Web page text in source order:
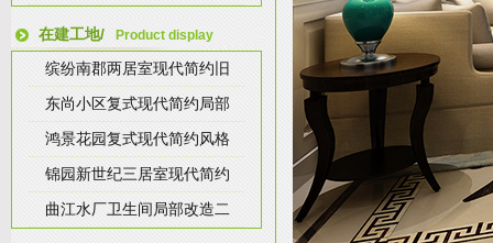
在建工地/ Product display
缤纷南郡两居室现代简约旧
东尚小区复式现代简约局部
鸿景花园复式现代简约风格
锦园新世纪三居室现代简约
曲江水厂卫生间局部改造二